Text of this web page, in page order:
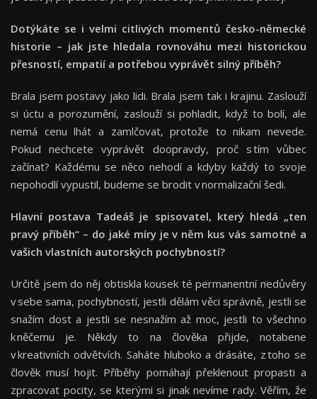
Dotýkáte se i velmi citlivých momentů česko-německé
historie – jak jste hledala rovnováhu mezi historickou
přesností, empatií a potřebou vyprávět silný příběh?
Brala jsem postavy jako lidi. Brala jsem tak i krajinu. Zaslouží
si úctu a porozumění, zaslouží si pohladit, když to bolí, ale
nemá cenu lhát a zamlčovat, protože to nikam nevede.
Pokud nechcete vyprávět doopravdy, proč s tím vůbec
začínat? Každému se něco nehodí a kdyby každý to svoje
nepohodlí vypustil, budeme se brodit v normalizační šedi.
Hlavní postava Tadeáš je spisovatel, který hledá „ten
pravý příběh“ – do jaké míry je v něm kus vás samotné a
vašich vlastních autorských pochybností?
Určitě jsem do něj obtiskla kousek té permanentní nedůvěry
v sebe sama, pochybností, jestli dělám věci správně, jestli se
snažím dost a jestli se nesnažím až moc, jestli to všechno
k něčemu je. Někdy to na člověka přijde, notabene
v kreativních odvětvích. Saháte hluboko a drásáte, z toho se
člověk musí hojit. Příběhy pomáhají překlenout propasti a
zpracovat pocity, se kterými si jinak nevíme rady. Věřím, že